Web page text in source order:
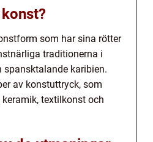
som har sina rötter
traditionerna i
spansktalande karibien.
av konstuttryck, som
textilkonst och